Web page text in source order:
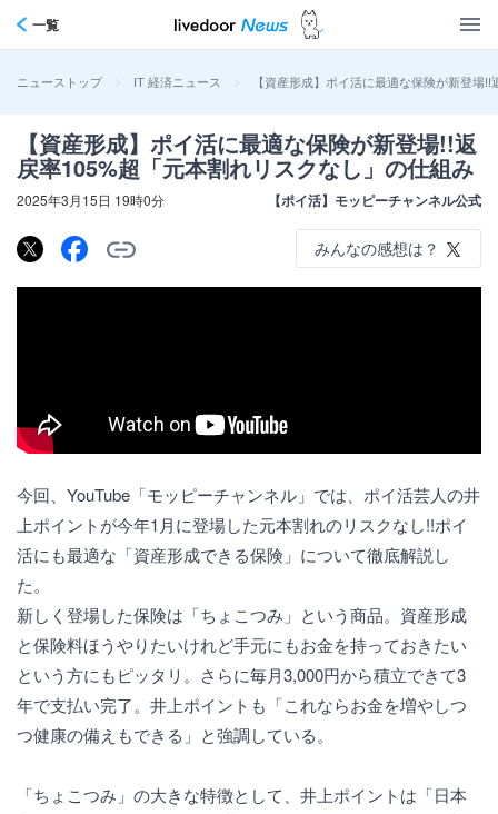
一覧
ニューストップ > IT 経済ニュース > 【資産形成】ポイ活に最適な保険が新登場
【資産形成】ポイ活に最適な保険が新登場!!返
戻率105%超「元本割れリスクなし」の仕組み
2025年3月15日 19時0分 【ポイ活】モッピーチャンネル公式
みんなの感想は？
今回、YouTube「モッピーチャンネル」では、ポイ活芸人の井
上ポイントが今年1月に登場した元本割れのリスクなし!!ポイ
活にも最適な「資産形成できる保険」について徹底解説し
た。
新しく登場した保険は「ちょこつみ」という商品。資産形成
と保険料ほうやりたいけれど手元にもお金を持っておきたい
という方にもピッタリ。さらに毎月3,000円から積立できて3
年で支払い完了。井上ポイントも「これならお金を増やしつ
つ健康の備えもできる」と強調している。
「ちょこつみ」の大きな特徴として、井上ポイントは「日本